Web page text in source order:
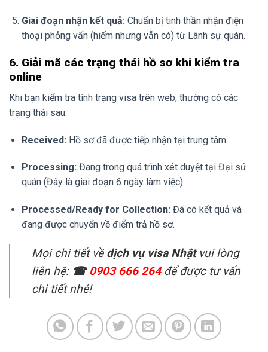
Giai đoạn nhận kết quả: Chuẩn bị tinh thần nhận điện
thoại phỏng vấn (hiếm nhưng vẫn có) từ Lãnh sự quán.
6. Giải mã các trạng thái hồ sơ khi kiểm tra
online
Khi bạn kiểm tra tình trạng visa trên web, thường có các
trạng thái sau:
Received: Hồ sơ đã được tiếp nhận tại trung tâm.
Processing: Đang trong quá trình xét duyệt tại Đại sứ
quán (Đây là giai đoạn 6 ngày làm việc).
Processed/Ready for Collection: Đã có kết quả và
đang được chuyển về điểm trả hồ sơ.
Mọi chi tiết vềdịch vụ visa Nhậtvui lòng
liên hệ: ☎ 0903 666 264để được tư vấn
chi tiết nhé!